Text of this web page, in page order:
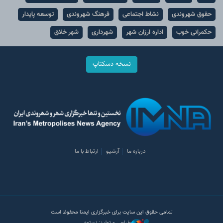
حقوق شهروندی
نشاط اجتماعی فرهنگ شهروندی
توسعه پایدار
حکمرانی خوب
اداره ارزان شهر شهرداری شهر خلاق
نسخه دسکتاپ
درباره ما آرشیو ارتباط با ما
تمامی حقوق این سایت برای خبرگزاری ایمنا محفوظ است